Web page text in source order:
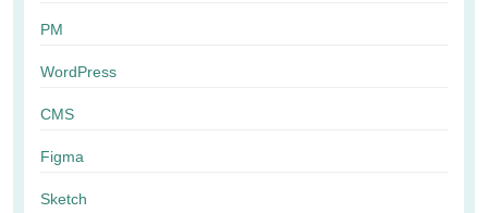
PM
WordPress
CMS
Figma
Sketch